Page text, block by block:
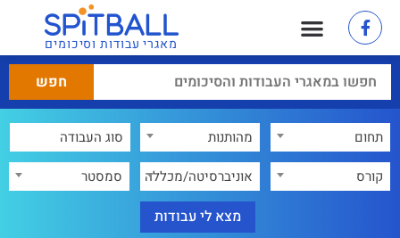
מאגרי עבודות וסיכומים
תחום
מהותנות
קורס
אוניברסיטה/מכללה סמסטר